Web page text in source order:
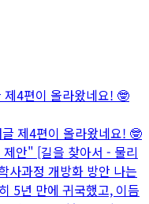
4편이 올라왔네요! 🤓